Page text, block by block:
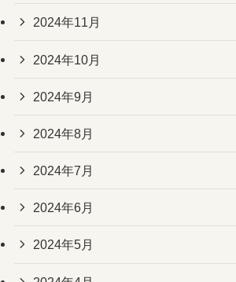
2024年11月
2024年10月
2024年9月
2024年8月
2024年7月
2024年6月
2024年5月